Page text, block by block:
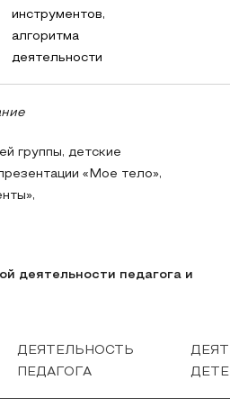
инструментов,
алгоритма
деятельности
группы, детские
«Мое тело»,
деятельности педагога и
ДЕЯТЕЛЬНОСТЬ
ПЕДАГОГА